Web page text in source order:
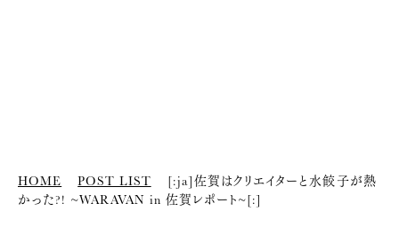
HOME POST LIST
[:ja]佐賀はクリエイターと水餃子が熱
かった?! ~WARAVAN in 佐賀レポート~[:]